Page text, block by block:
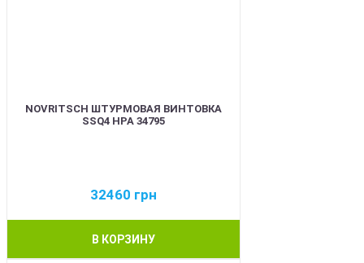
NOVRITSCH ШТУРМОВАЯ ВИНТОВКА
SSQ4 HPA 34795
32460 грн
В КОРЗИНУ